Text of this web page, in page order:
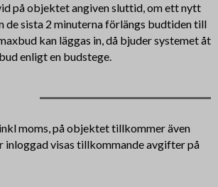
på objektet angiven sluttid, om ett nytt
de sista 2 minuterna förlängs budtiden till
kan läggas in, då bjuder systemet åt
enligt en budstege.
moms, på objektet tillkommer även
inloggad visas tillkommande avgifter på